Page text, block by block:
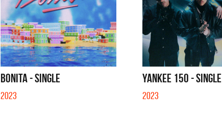
BONITA - SINGLE
2023
YANKEE 150 - SINGLE
2023